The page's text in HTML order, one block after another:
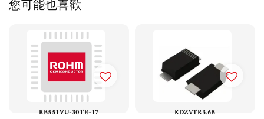
您可能也喜歡
RB551VU-30TE-17 KDZVTR3.6B